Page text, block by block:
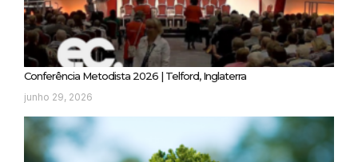
Conferência Metodista 2026 | Telford, Inglaterra
junho 29, 2026